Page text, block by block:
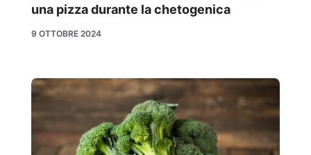
una pizza durante la chetogenica
9 OTTOBRE 2024